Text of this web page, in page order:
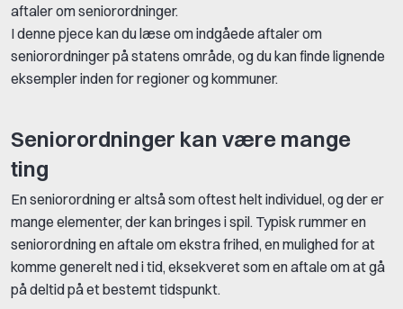
aftaler om seniorordninger.
I denne pjece kan du læse om indgåede aftaler om
seniorordninger på statens område, og du kan finde lignende
eksempler inden for regioner og kommuner.
Seniorordninger kan være mange
ting
En seniorordning er altså som oftest helt individuel, og der er
mange elementer, der kan bringes i spil. Typisk rummer en
seniorordning en aftale om ekstra frihed, en mulighed for at
komme generelt ned i tid, eksekveret som en aftale om at gå
på deltid på et bestemt tidspunkt.